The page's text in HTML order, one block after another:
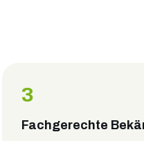
3
Fachgerechte